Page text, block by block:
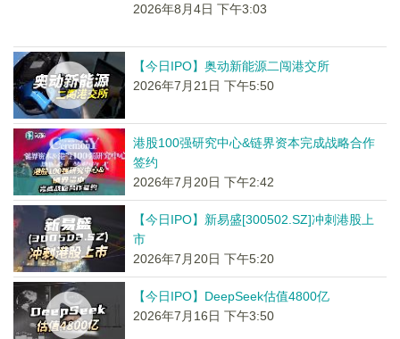
2026年8月4日 下午3:03
【今日IPO】奥动新能源二闯港交所
2026年7月21日 下午5:50
港股100强研究中心&链界资本完成战略合作
签约
2026年7月20日 下午2:42
【今日IPO】新易盛[300502.SZ]冲刺港股上
市
2026年7月20日 下午5:20
【今日IPO】DeepSeek估值4800亿
2026年7月16日 下午3:50